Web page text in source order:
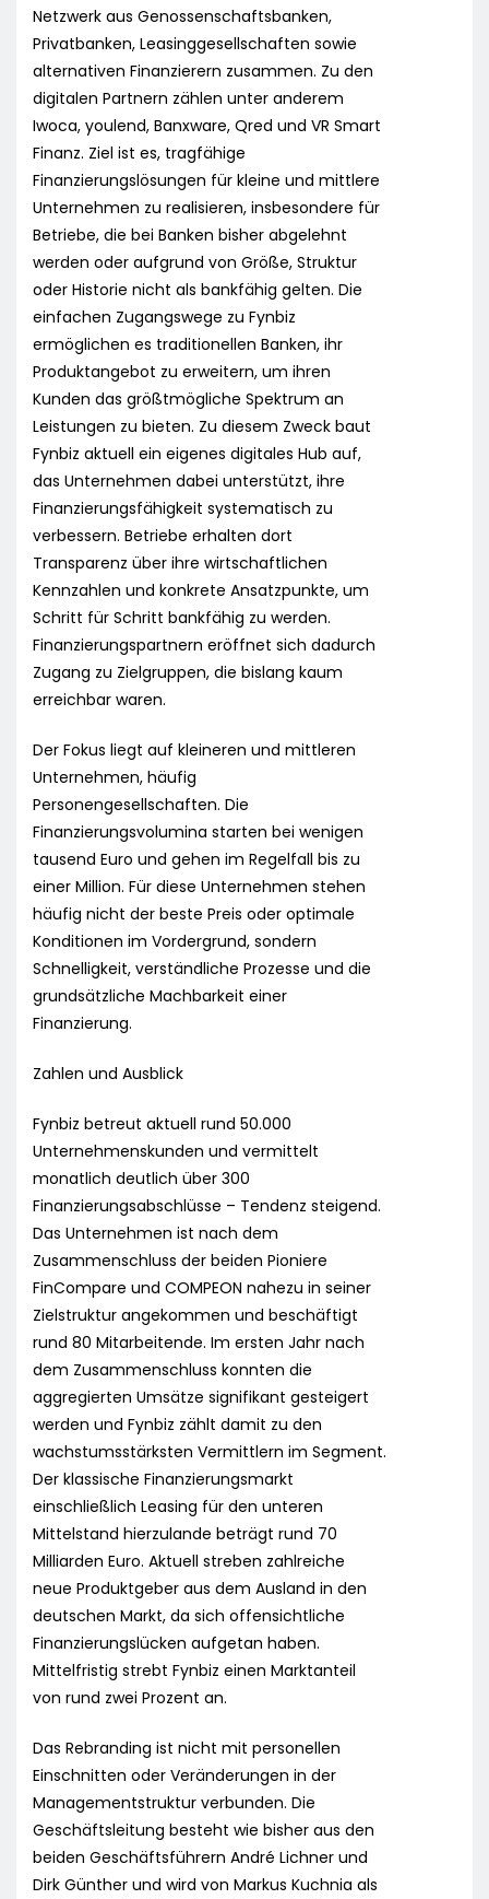
Netzwerk aus Genossenschaftsbanken,
Privatbanken, Leasinggesellschaften sowie
alternativen Finanzierern zusammen. Zu den
digitalen Partnern zählen unter anderem
Iwoca, youlend, Banxware, Qred und VR Smart
Finanz. Ziel ist es, tragfähige
Finanzierungslösungen für kleine und mittlere
Unternehmen zu realisieren, insbesondere für
Betriebe, die bei Banken bisher abgelehnt
werden oder aufgrund von Größe, Struktur
oder Historie nicht als bankfähig gelten. Die
einfachen Zugangswege zu Fynbiz
ermöglichen es traditionellen Banken, ihr
Produktangebot zu erweitern, um ihren
Kunden das größtmögliche Spektrum an
Leistungen zu bieten. Zu diesem Zweck baut
Fynbiz aktuell ein eigenes digitales Hub auf,
das Unternehmen dabei unterstützt, ihre
Finanzierungsfähigkeit systematisch zu
verbessern. Betriebe erhalten dort
Transparenz über ihre wirtschaftlichen
Kennzahlen und konkrete Ansatzpunkte, um
Schritt für Schritt bankfähig zu werden.
Finanzierungspartnern eröffnet sich dadurch
Zugang zu Zielgruppen, die bislang kaum
erreichbar waren.
Der Fokus liegt auf kleineren und mittleren
Unternehmen, häufig
Personengesellschaften. Die
Finanzierungsvolumina starten bei wenigen
tausend Euro und gehen im Regelfall bis zu
einer Million. Für diese Unternehmen stehen
häufig nicht der beste Preis oder optimale
Konditionen im Vordergrund, sondern
Schnelligkeit, verständliche Prozesse und die
grundsätzliche Machbarkeit einer
Finanzierung.
Zahlen und Ausblick
Fynbiz betreut aktuell rund 50.000
Unternehmenskunden und vermittelt
monatlich deutlich über 300
Finanzierungsabschlüsse – Tendenz steigend.
Das Unternehmen ist nach dem
Zusammenschluss der beiden Pioniere
FinCompare und COMPEON nahezu in seiner
Zielstruktur angekommen und beschäftigt
rund 80 Mitarbeitende. Im ersten Jahr nach
dem Zusammenschluss konnten die
aggregierten Umsätze signifikant gesteigert
werden und Fynbiz zählt damit zu den
wachstumsstärksten Vermittlern im Segment.
Der klassische Finanzierungsmarkt
einschließlich Leasing für den unteren
Mittelstand hierzulande beträgt rund 70
Milliarden Euro. Aktuell streben zahlreiche
neue Produktgeber aus dem Ausland in den
deutschen Markt, da sich offensichtliche
Finanzierungslücken aufgetan haben.
Mittelfristig strebt Fynbiz einen Marktanteil
von rund zwei Prozent an.
Das Rebranding ist nicht mit personellen
Einschnitten oder Veränderungen in der
Managementstruktur verbunden. Die
Geschäftsleitung besteht wie bisher aus den
beiden Geschäftsführern André Lichner und
Dirk Günther und wird von Markus Kuchnia als